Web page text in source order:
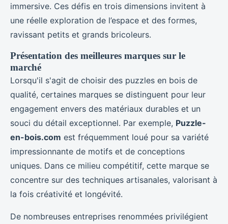
immersive. Ces défis en trois dimensions invitent à
une réelle exploration de l’espace et des formes,
ravissant petits et grands bricoleurs.
Présentation des meilleures marques sur le
marché
Lorsqu'il s'agit de choisir des puzzles en bois de
qualité, certaines marques se distinguent pour leur
engagement envers des matériaux durables et un
souci du détail exceptionnel. Par exemple, Puzzle-
en-bois.com est fréquemment loué pour sa variété
impressionnante de motifs et de conceptions
uniques. Dans ce milieu compétitif, cette marque se
concentre sur des techniques artisanales, valorisant à
la fois créativité et longévité.
De nombreuses entreprises renommées privilégient